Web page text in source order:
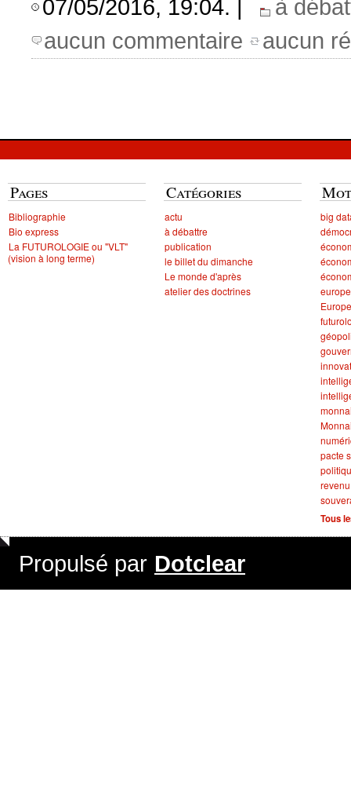
07/05/2016, 19:04. |
à
aucun commentaire
aucun
Pages
Bibliographie
Bio express
La FUTUROLOGIE ou "VLT"
(vision à long terme)
Catégories
actu
à débattre
publication
le billet du dimanche
Le monde d'après
atelier des doctrines
big
europe
Europe
pacte
Tous
Propulsé par Dotclear